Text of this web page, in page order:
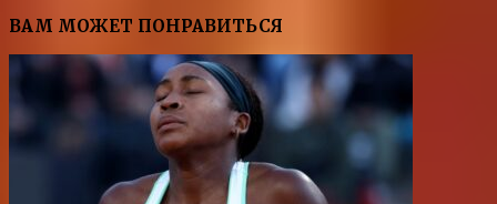
ВАМ МОЖЕТ ПОНРАВИТЬСЯ